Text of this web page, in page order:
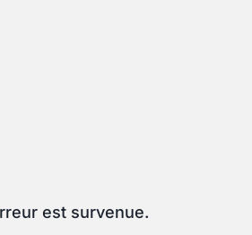
est survenue.